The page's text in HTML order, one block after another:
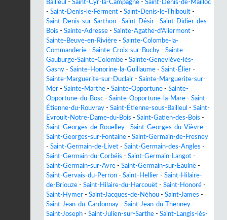
Bailleul - Saint-Cyr-la-Campagne - Saint-Denis-de-Mailloc
- Saint-Denis-le-Ferment - Saint-Denis-le-Thiboult -
Saint-Denis-sur-Sarthon - Saint-Désir - Saint-Didier-des-
Bois - Sainte-Adresse - Sainte-Agathe-d'Aliermont -
Sainte-Beuve-en-Rivière - Sainte-Colombe-la-
Commanderie - Sainte-Croix-sur-Buchy - Sainte-
Gauburge-Sainte-Colombe - Sainte-Geneviève-lès-
Gasny - Sainte-Honorine-la-Guillaume - Saint-Élier -
Sainte-Marguerite-sur-Duclair - Sainte-Marguerite-sur-
Mer - Sainte-Marthe - Sainte-Opportune - Sainte-
Opportune-du-Bosc - Sainte-Opportune-la-Mare - Saint-
Étienne-du-Rouvray - Saint-Étienne-sous-Bailleul - Saint-
Evroult-Notre-Dame-du-Bois - Saint-Gatien-des-Bois -
Saint-Georges-de-Rouelley - Saint-Georges-du-Vièvre -
Saint-Georges-sur-Fontaine - Saint-Germain-de-Fresney
- Saint-Germain-de-Livet - Saint-Germain-des-Angles -
Saint-Germain-du-Corbéis - Saint-Germain-Langot -
Saint-Germain-sur-Avre - Saint-Germain-sur-Eaulne -
Saint-Gervais-du-Perron - Saint-Hellier - Saint-Hilaire-
de-Briouze - Saint-Hilaire-du-Harcouët - Saint-Honoré -
Saint-Hymer - Saint-Jacques-de-Néhou - Saint-James -
Saint-Jean-du-Cardonnay - Saint-Jean-du-Thenney -
Saint-Joseph - Saint-Julien-sur-Sarthe - Saint-Langis-lès-